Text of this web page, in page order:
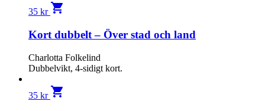
35 kr shopping_cart
Kort dubbelt – Över stad och land
Charlotta Folkelind
Dubbelvikt, 4-sidigt kort.
35 kr shopping_cart